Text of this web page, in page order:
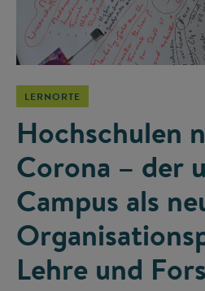
LERNORTE
Hochschulen
Corona – der
Campus als
Lehre und